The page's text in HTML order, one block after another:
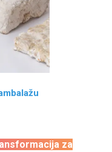
za